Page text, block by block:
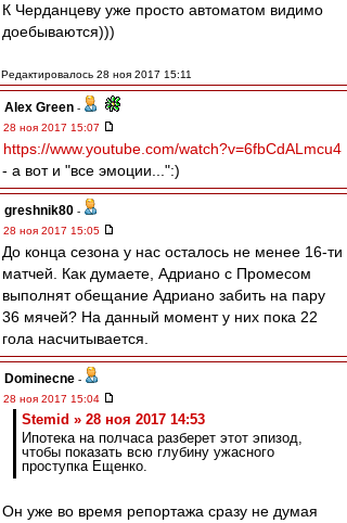
К Черданцеву уже просто автоматом видимо
доебываются)))
Редактировалось 28 ноя 2017 15:11
Alex Green -
28 ноя 2017 15:07
https://www.youtube.com/watch?v=6fbCdALmcu4
- а вот и "все эмоции...":)
greshnik80 -
28 ноя 2017 15:05
До конца сезона у нас осталось не менее 16-ти
матчей. Как думаете, Адриано с Промесом
выполнят обещание Адриано забить на пару
36 мячей? На данный момент у них пока 22
гола насчитывается.
Dominecne -
28 ноя 2017 15:04
Stemid » 28 ноя 2017 14:53
Ипотека на полчаса разберет этот эпизод,
чтобы показать всю глубину ужасного
проступка Ещенко.
Он уже во время репортажа сразу не думая